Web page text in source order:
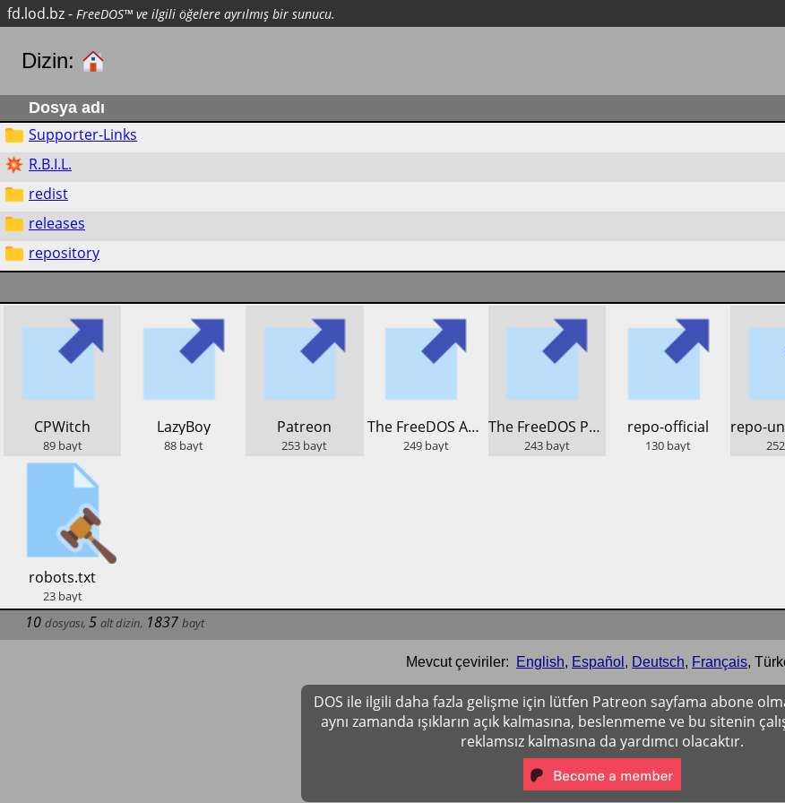
fd.lod.bz- FreeDOS™ ve ilgili öğelere ayrılmış bir sunucu.
Dizin:
Dosya adı
Supporter-Links
R.B.I.L.
redist
releases
repository
​CPWitch
89 bayt
​LazyBoy
88 bayt
​Patreon
253 bayt
​The FreeDOS Archive
249 bayt
​The FreeDOS Project
243 bayt
​repo-official
130 bayt 252
​robots.txt
23 bayt
10 dosyası, 5 alt dizin, 1837 bayt
Mevcut çeviriler: English, Español , Deutsch, Français,
DOS ile ilgili daha fazla gelişme için lütfen Patreon sayfama abone
aynı zamanda ışıkların açık kalmasına, beslenmeme ve bu sitenin
reklamsız kalmasına da yardımcı olacaktır.